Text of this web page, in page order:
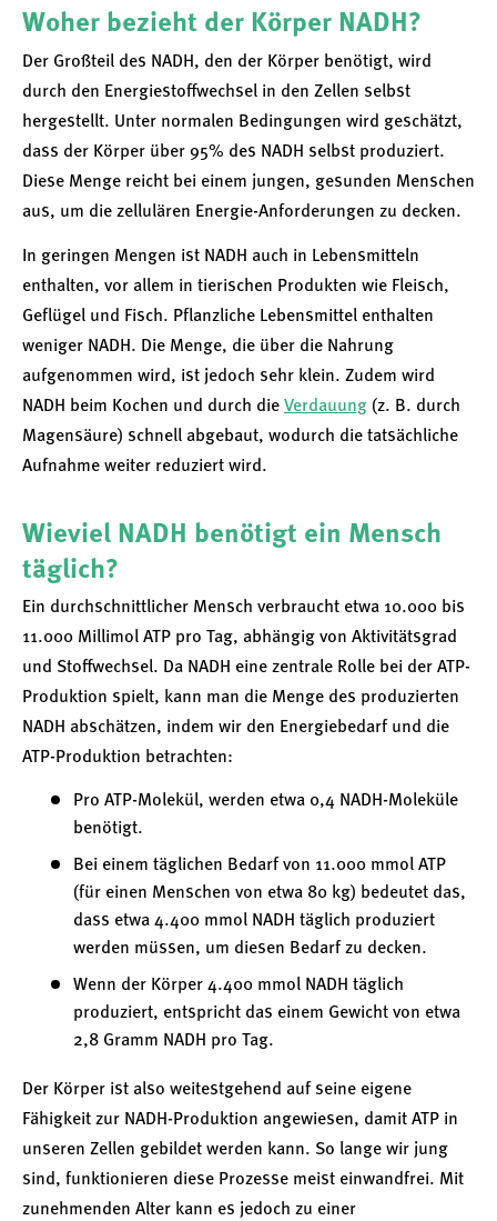
Woher bezieht der Körper NADH?
Der Großteil des NADH, den der Körper benötigt, wird
durch den Energiestoffwechsel in den Zellen selbst
hergestellt. Unter normalen Bedingungen wird geschätzt,
dass der Körper über 95% des NADH selbst produziert.
Diese Menge reicht bei einem jungen, gesunden Menschen
aus, um die zellulären Energie-Anforderungen zu decken.
In geringen Mengen ist NADH auch in Lebensmitteln
enthalten, vor allem in tierischen Produkten wie Fleisch,
Geflügel und Fisch. Pflanzliche Lebensmittel enthalten
weniger NADH. Die Menge, die über die Nahrung
aufgenommen wird, ist jedoch sehr klein. Zudem wird
NADH beim Kochen und durch die Verdauung (z. B. durch
Magensäure) schnell abgebaut, wodurch die tatsächliche
Aufnahme weiter reduziert wird.
Wieviel NADH benötigt ein Mensch
täglich?
Ein durchschnittlicher Mensch verbraucht etwa 10.000 bis
11.000 Millimol ATP pro Tag, abhängig von Aktivitätsgrad
und Stoffwechsel. Da NADH eine zentrale Rolle bei der ATP-
Produktion spielt, kann man die Menge des produzierten
NADH abschätzen, indem wir den Energiebedarf und die
ATP-Produktion betrachten:
Pro ATP-Molekül, werden etwa 0,4 NADH-Moleküle
benötigt.
Bei einem täglichen Bedarf von 11.000 mmol ATP
(für einen Menschen von etwa 80 kg) bedeutet das,
dass etwa 4.400 mmol NADH täglich produziert
werden müssen, um diesen Bedarf zu decken.
Wenn der Körper 4.400 mmol NADH täglich
produziert, entspricht das einem Gewicht von etwa
2,8 Gramm NADH pro Tag.
Der Körper ist also weitestgehend auf seine eigene
Fähigkeit zur NADH-Produktion angewiesen, damit ATP in
unseren Zellen gebildet werden kann. So lange wir jung
sind, funktionieren diese Prozesse meist einwandfrei. Mit
zunehmenden Alter kann es jedoch zu einer